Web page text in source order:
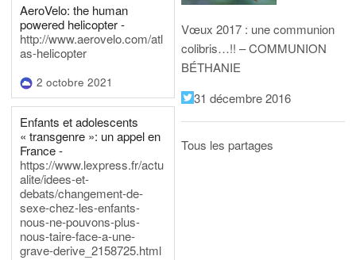
AeroVelo: the human
powered helicopter -
http://www.aerovelo.com/atl
as-helicopter
2 octobre 2021
Enfants et adolescents
« transgenre »: un appel en
France -
https://www.lexpress.fr/actu
alite/idees-et-
debats/changement-de-
sexe-chez-les-enfants-
nous-ne-pouvons-plus-
nous-taire-face-a-une-
grave-derive_2158725.html
Vœux 2017 : une communion
colibris…!! – COMMUNION
BÉTHANIE
31 décembre 2016
Tous les partages